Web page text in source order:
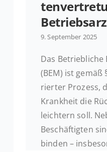
9. Sep­tem­ber 2025
Das
(BEM) ist gemäß
rier­ter Prozess,
Krank­heit die
leich­tern soll.
Be­schäf­tig­ten
bin­den –